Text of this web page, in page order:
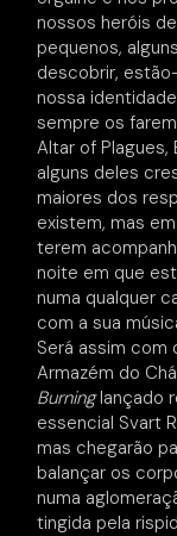
nossos heróis
pequenos,
descobrir,
nossa
sempre os
Altar of Plagues,
alguns deles
maiores dos
existem, mas
terem
noite em que
numa qualquer
com a sua
Será assim com
Armazém do
Burninglançado
essencial Svart
mas chegarão
balançar os
numa
tingida pela